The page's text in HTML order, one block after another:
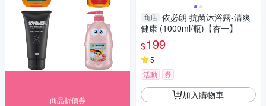
商品折價券
商店 依必朗 抗菌沐浴露-清爽
健康 (1000ml/瓶)【杏一】
$199
5
活動
券
加入購物車